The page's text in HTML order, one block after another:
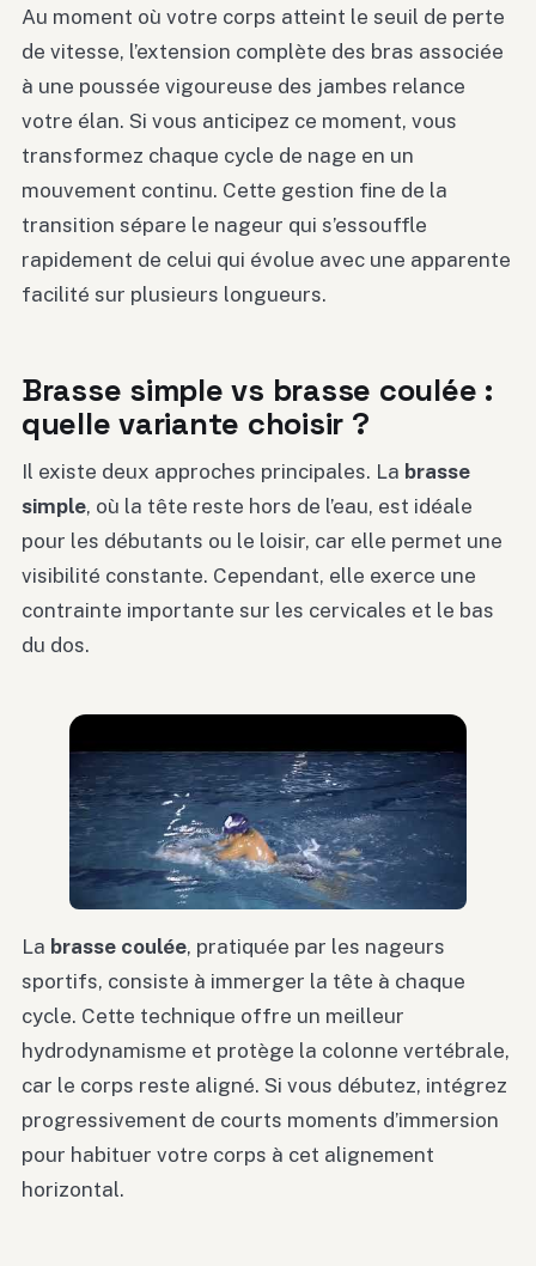
Au moment où votre corps atteint le seuil de perte
de vitesse, l’extension complète des bras associée
à une poussée vigoureuse des jambes relance
votre élan. Si vous anticipez ce moment, vous
transformez chaque cycle de nage en un
mouvement continu. Cette gestion fine de la
transition sépare le nageur qui s’essouffle
rapidement de celui qui évolue avec une apparente
facilité sur plusieurs longueurs.
Brasse simple vs brasse coulée :
quelle variante choisir ?
Il existe deux approches principales. La brasse
simple, où la tête reste hors de l’eau, est idéale
pour les débutants ou le loisir, car elle permet une
visibilité constante. Cependant, elle exerce une
contrainte importante sur les cervicales et le bas
du dos.
La brasse coulée, pratiquée par les nageurs
sportifs, consiste à immerger la tête à chaque
cycle. Cette technique offre un meilleur
hydrodynamisme et protège la colonne vertébrale,
car le corps reste aligné. Si vous débutez, intégrez
progressivement de courts moments d’immersion
pour habituer votre corps à cet alignement
horizontal.